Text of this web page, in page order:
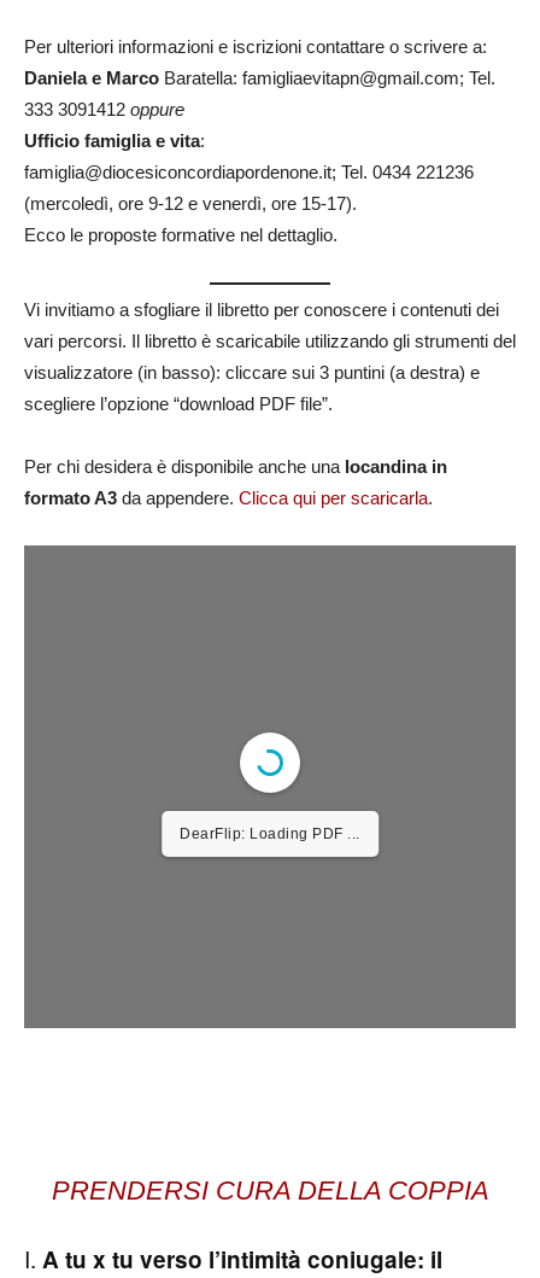
Per ulteriori informazioni e iscrizioni contattare o scrivere a:
Daniela e Marco Baratella: famigliaevitapn@gmail.com; Tel.
333 3091412 oppure
Ufficio famiglia e vita:
famiglia@diocesiconcordiapordenone.it; Tel. 0434 221236
(mercoledì, ore 9-12 e venerdì, ore 15-17).
Ecco le proposte formative nel dettaglio.
Vi invitiamo a sfogliare il libretto per conoscere i contenuti dei
vari percorsi. Il libretto è scaricabile utilizzando gli strumenti del
visualizzatore (in basso): cliccare sui 3 puntini (a destra) e
scegliere l’opzione “download PDF file”.
Per chi desidera è disponibile anche una locandina in
formato A3 da appendere. Clicca qui per scaricarla.
DearFlip: Loading PDF ...
PRENDERSI CURA DELLA COPPIA
I. A tu x tu verso l’intimità coniugale: il